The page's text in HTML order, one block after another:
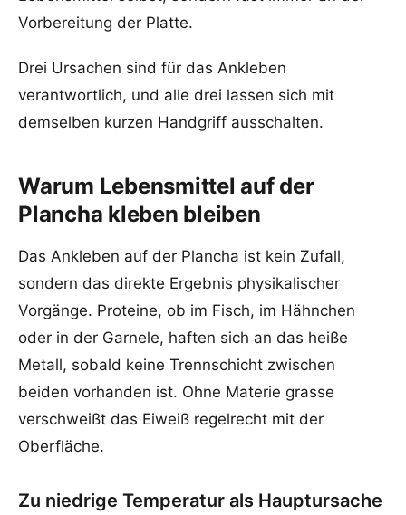
Vorbereitung der Platte.
Drei Ursachen sind für das Ankleben
verantwortlich, und alle drei lassen sich mit
demselben kurzen Handgriff ausschalten.
Warum Lebensmittel auf der
Plancha kleben bleiben
Das Ankleben auf der Plancha ist kein Zufall,
sondern das direkte Ergebnis physikalischer
Vorgänge. Proteine, ob im Fisch, im Hähnchen
oder in der Garnele, haften sich an das heiße
Metall, sobald keine Trennschicht zwischen
beiden vorhanden ist. Ohne Materie grasse
verschweißt das Eiweiß regelrecht mit der
Oberfläche.
Zu niedrige Temperatur als Hauptursache